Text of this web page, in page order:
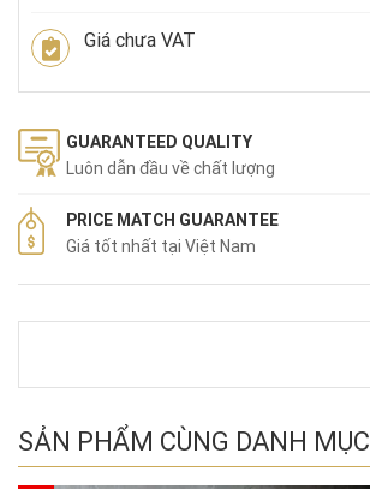
Giá chưa VAT
GUARANTEED QUALITY
Luôn dẫn đầu về chất lượng
PRICE MATCH GUARANTEE
Giá tốt nhất tại Việt Nam
SẢN PHẨM CÙNG DANH MỤC